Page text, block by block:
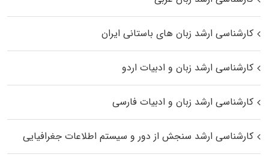
کارشناسی ارشد زبان‌ های باستانی ایران
کارشناسی ارشد زبان و ادبیات اردو
کارشناسی ارشد زبان و ادبیات فارسی
کارشناسی ارشد سنجش از دور و سیستم اطلاعات جغرافیایی